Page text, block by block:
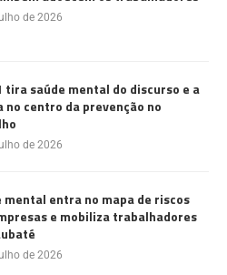
de 2026
tira saúde mental do discurso e a
no centro da prevenção no
de 2026
mental entra no mapa de riscos
e mobiliza trabalhadores
de 2026